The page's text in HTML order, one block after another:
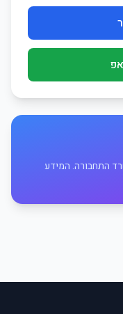
התחבורה. המידע